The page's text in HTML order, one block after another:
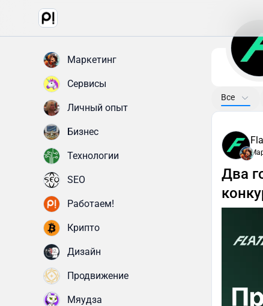
Маркетинг
Сервисы
Личный опыт
Бизнес
Технологии
SEO
Работаем!
Крипто
Дизайн
Продвижение
Мяудза
Все
Два